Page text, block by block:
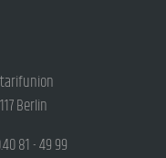
Berlin
81 - 49 99